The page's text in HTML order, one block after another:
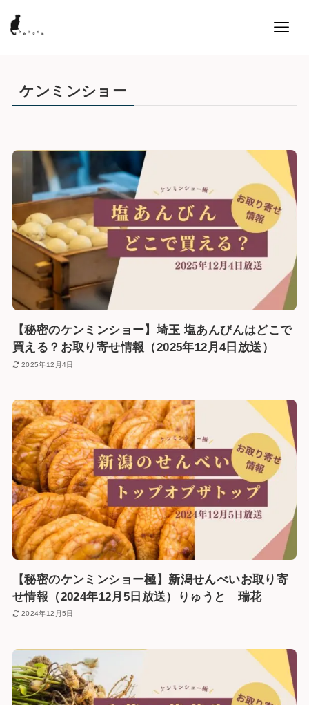
ケンミンショー
【秘密のケンミンショー】埼玉 塩あんびんはどこで
買える？お取り寄せ情報（2025年12月4日放送）
2025年12月4日
【秘密のケンミンショー極】新潟せんべいお取り寄
せ情報（2024年12月5日放送）りゅうと 瑞花
2024年12月5日